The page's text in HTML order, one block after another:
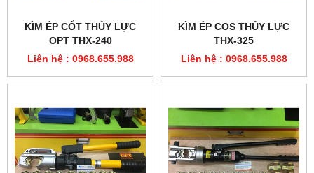
KÌM ÉP CỐT THỦY LỰC
OPT THX-240
Liên hệ : 0968.655.988
KÌM ÉP COS THỦY LỰC
THX-325
Liên hệ : 0968.655.988